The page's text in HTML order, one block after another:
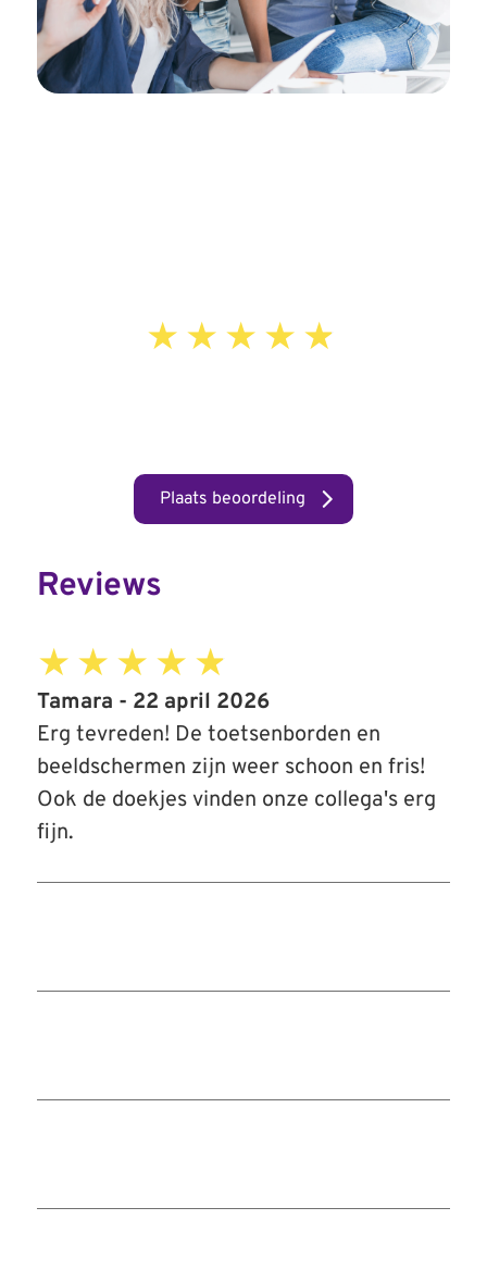
Plaats beoordeling
Reviews
Tamara - 22 april 2026
Erg tevreden! De toetsenborden en
beeldschermen zijn weer schoon en fris!
Ook de doekjes vinden onze collega's erg
fijn.